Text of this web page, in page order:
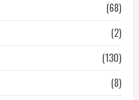
(68)
(2)
(130)
(8)